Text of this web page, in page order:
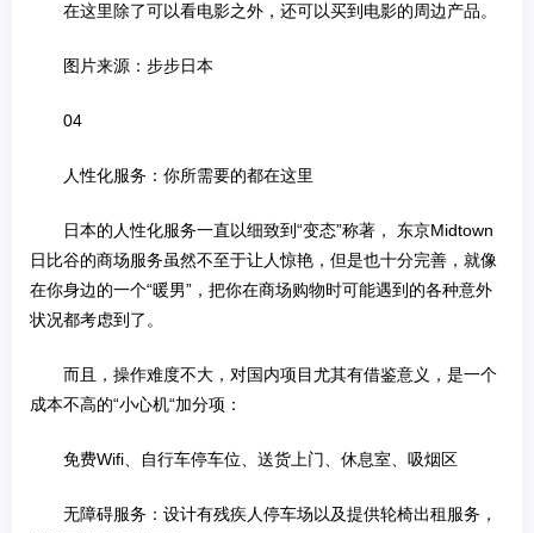
在这里除了可以看电影之外，还可以买到电影的周边产品。
图片来源：步步日本
04
人性化服务：你所需要的都在这里
日本的人性化服务一直以细致到“变态”称著， 东京Midtown
日比谷的商场服务虽然不至于让人惊艳，但是也十分完善，就像
在你身边的一个“暖男”，把你在商场购物时可能遇到的各种意外
状况都考虑到了。
而且，操作难度不大，对国内项目尤其有借鉴意义，是一个
成本不高的“小心机“加分项：
免费Wifi、自行车停车位、送货上门、休息室、吸烟区
无障碍服务：设计有残疾人停车场以及提供轮椅出租服务，